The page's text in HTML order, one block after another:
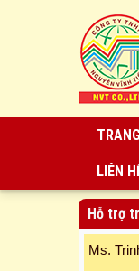
LIÊN
Hỗ trợ
Ms.